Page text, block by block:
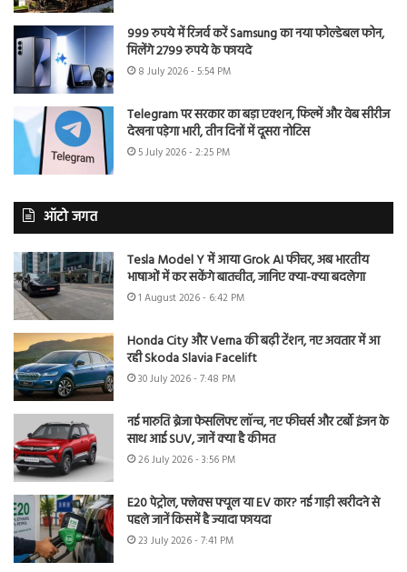
999 रुपये में रिजर्व करें Samsung का नया फोल्डेबल फोन,
मिलेंगे 2799 रुपये के फायदे
8 July 2026 - 5:54 PM
Telegram पर सरकार का बड़ा एक्शन, फिल्में और वेब सीरीज
देखना पड़ेगा भारी, तीन दिनों में दूसरा नोटिस
5 July 2026 - 2:25 PM
ऑटो जगत
Tesla Model Y में आया Grok AI फीचर, अब भारतीय
भाषाओं में कर सकेंगे बातचीत, जानिए क्या-क्या बदलेगा
1 August 2026 - 6:42 PM
Honda City और Verna की बढ़ी टेंशन, नए अवतार में आ
रही Skoda Slavia Facelift
30 July 2026 - 7:48 PM
नई मारुति ब्रेजा फेसलिफ्ट लॉन्च, नए फीचर्स और टर्बो इंजन के
साथ आई SUV, जानें क्या है कीमत
26 July 2026 - 3:56 PM
E20 पेट्रोल, फ्लेक्स फ्यूल या EV कार? नई गाड़ी खरीदने से
पहले जानें किसमें है ज्यादा फायदा
23 July 2026 - 7:41 PM